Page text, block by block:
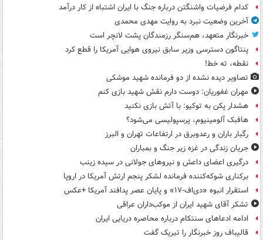
کدام فرضیات واشنگتن درباره جنگ با ایران اشتباه از کار درآمد
آخرین وضعیت نبرد به روایت مهدی محمدی
خبرنگار متعهد، هم‌سنگر رزمندگان پشت لانچر است
پنتاگون دسترسی وزیر سابق نیروی هوایی آمریکا را قطع کرد
نقطه، ته خط!
تصاویر دیده‌ نشده از دو فرمانده شهید موشکی
مهران غفوریان: دوست دارم نقش شهید بازی کنم
هشدار پکن به توکیو: با آتش بازی نکنید
هافبک آلومینیوم، پرسپولیسی می‌شود؟
رگبار باران و رعدوبرق در ارتفاعات تهران و البرز
جریان زندگی در غزه زیر جنگ و بمباران
درگیری اعضای داعش و نیروهای جولانی در سیده زینب
برکناری شوکه‌کننده فرمانده لشکر پنجم ارتش آمریکا در اروپا
استقرار انبوه «دی‌اف‑۱۷» و پایان عصر پدافند آمریکا +عکس
تشکر آقای شهید ایران از موکب‌داران عراقی
ادامه ادعاهای سنتکام درباره محاصره دریایی ایران
قالیباف روز خبرنگار را تبریک گفت